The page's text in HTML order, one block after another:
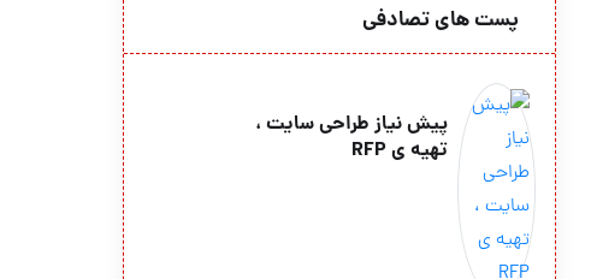
پست های تصادفی
پیش نیاز طراحی سایت ،
تهیه ی RFP